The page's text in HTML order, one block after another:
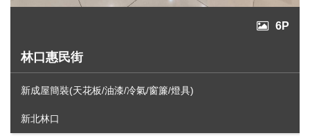
6P
林口惠民街
新成屋簡裝(天花板/油漆/冷氣/窗簾/燈具)
新北林口